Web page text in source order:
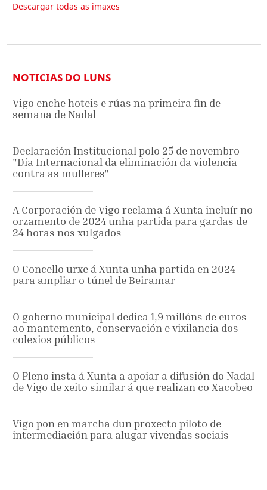
Descargar todas as imaxes
NOTICIAS DO LUNS
Vigo enche hoteis e rúas na primeira fin de
semana de Nadal
Declaración Institucional polo 25 de novembro
"Día Internacional da eliminación da violencia
contra as mulleres"
A Corporación de Vigo reclama á Xunta incluír no
orzamento de 2024 unha partida para gardas de
24 horas nos xulgados
O Concello urxe á Xunta unha partida en 2024
para ampliar o túnel de Beiramar
O goberno municipal dedica 1,9 millóns de euros
ao mantemento, conservación e vixilancia dos
colexios públicos
O Pleno insta á Xunta a apoiar a difusión do Nadal
de Vigo de xeito similar á que realizan co Xacobeo
Vigo pon en marcha dun proxecto piloto de
intermediación para alugar vivendas sociais